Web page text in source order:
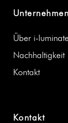
Unternehmen
Über
Nach­haltigkeit
Kon­takt
Kontakt